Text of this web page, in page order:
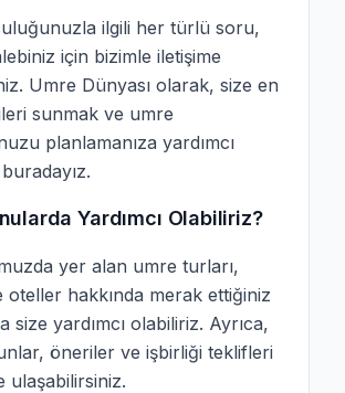
ilgili her türlü soru,
için bizimle iletişime
Umre Dünyası olarak, size en
sunmak ve umre
planlamanıza yardımcı
Yardımcı Olabiliriz?
yer alan umre turları,
hakkında merak ettiğiniz
size yardımcı olabiliriz. Ayrıca,
öneriler ve işbirliği teklifleri
ulaşabilirsiniz.